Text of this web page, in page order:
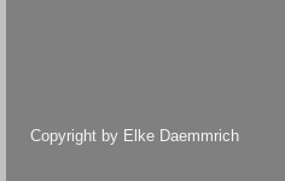
Copyright by Elke Daemmrich